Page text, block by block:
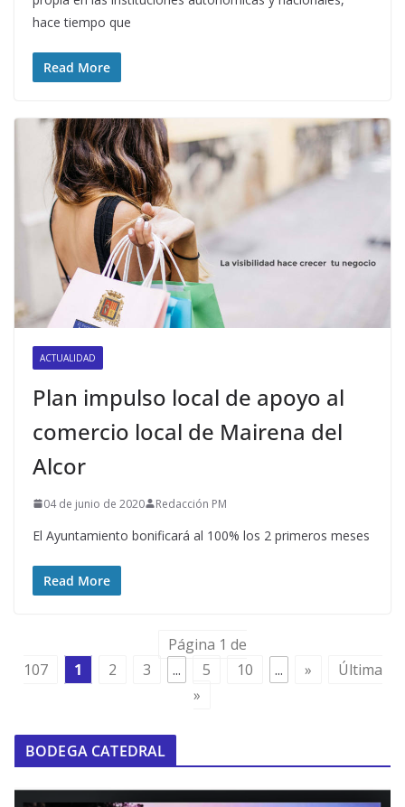
hace tiempo que
Read More
ACTUALIDAD
Plan impulso local de apoyo al
comercio local de Mairena del
Alcor
04 de junio de 2020 Redacción PM
El Ayuntamiento bonificará al 100% los 2 primeros meses
Read More
Página 1 de
107
1 2 3 ... 5 10 ... »
Última
»
BODEGA CATEDRAL